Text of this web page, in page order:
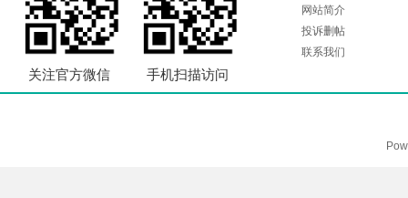
关注官方微信 手机扫描访问
网站简介
投诉删帖
联系我们